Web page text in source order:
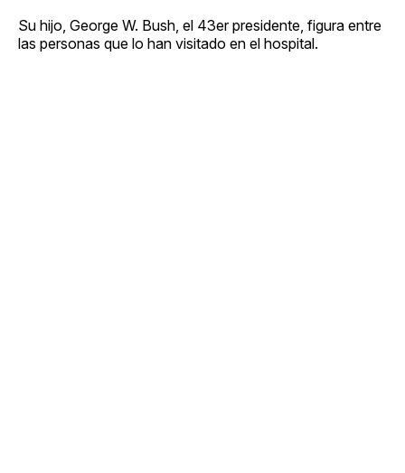
Su hijo, George W. Bush, el 43er presidente, figura entre
las personas que lo han visitado en el hospital.